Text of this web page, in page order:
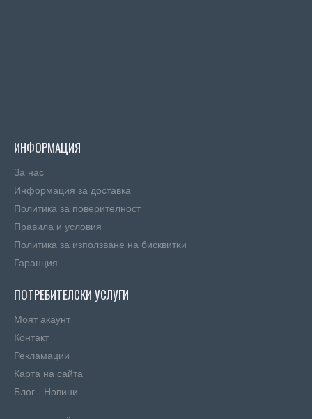
ИНФОРМАЦИЯ
За нас
Информация за доставка
Политика за поверителност
Правила и условия
Πoлитика зa изпoлзвaнe нa бисквитĸи
Гаранция
ПОТРЕБИТЕЛСКИ УСЛУГИ
Моят акаунт
Контакт
Рекламации
Карта на сайта
Блог - Новини